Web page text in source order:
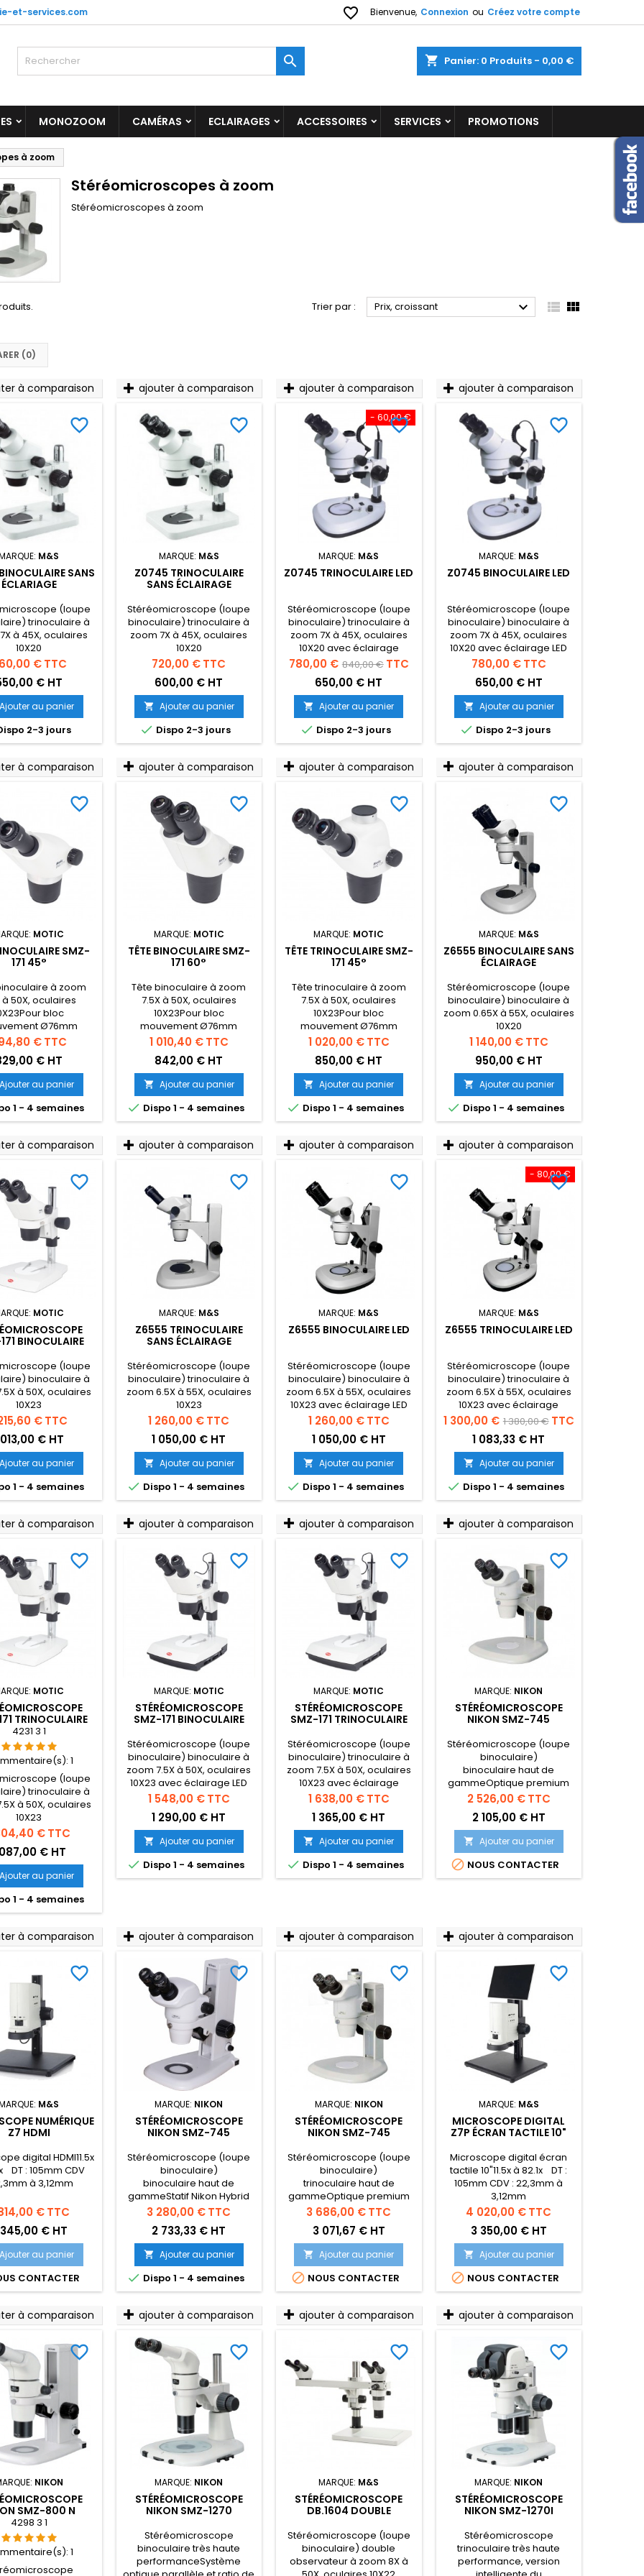
et-services.com Bienvenue, Connexion ou Créez votre compte
favorite_border
shopping_cart Panier: 0 Produits - 0,00 €

MONOZOOM CAMÉRAS ECLAIRAGES ACCESSOIRES SERVICES PROMOTIONS
à zoom
Stéréomicroscopes à zoom
Stéréomicroscopes à zoom
Trier par : Prix, croissant   
(0)‎
à comparaison
favorite_border
M&S
SANS
ÉCLARIAGE
(loupe
trinoculaire à
à 45X, oculaires
10X20
€ TTC
€ HT
Ajouter au panier
2-3 jours
ajouter à comparaison
favorite_border
MARQUE: M&S
Z0745 TRINOCULAIRE
SANS ÉCLAIRAGE
Stéréomicroscope (loupe
binoculaire) trinoculaire à
zoom 7X à 45X, oculaires
10X20
Prix
720,00 €TTC
600,00 € HT
 Ajouter au panier
 Dispo 2-3 jours
ajouter à comparaison
- 60,00 €
favorite_border
MARQUE: M&S
Z0745 TRINOCULAIRE LED
Stéréomicroscope (loupe
binoculaire) trinoculaire à
zoom 7X à 45X, oculaires
10X20 avec éclairage
épiscopique et
diascopique
Prix
780,00 € Prix
de
base
840,00 € TTC
650,00 € HT
 Ajouter au panier
 Dispo 2-3 jours
ajouter à comparaison
favorite_border
MARQUE: M&S
Z0745 BINOCULAIRE LED
Stéréomicroscope (loupe
binoculaire) binoculaire à
zoom 7X à 45X, oculaires
10X20 avec éclairage LED
épiscopique et
diascopique
Prix
780,00 € TTC
650,00 € HT
 Ajouter au panier
 Dispo 2-3 jours
à comparaison
favorite_border
MOTIC
SMZ-
171 45°
à zoom
à 50X, oculaires
bloc
Ø76mm
€TTC
€ HT
Ajouter au panier
1 - 4 semaines
ajouter à comparaison
favorite_border
MARQUE: MOTIC
TÊTE BINOCULAIRE SMZ-
171 60°
Tête binoculaire à zoom
7.5X à 50X, oculaires
10X23Pour bloc
mouvement Ø76mm
Prix
1 010,40 € TTC
842,00 € HT
 Ajouter au panier
 Dispo 1 - 4 semaines
ajouter à comparaison
favorite_border
MARQUE: MOTIC
TÊTE TRINOCULAIRE SMZ-
171 45°
Tête trinoculaire à zoom
7.5X à 50X, oculaires
10X23Pour bloc
mouvement Ø76mm
Prix
1 020,00 € TTC
850,00 € HT
 Ajouter au panier
 Dispo 1 - 4 semaines
ajouter à comparaison
favorite_border
MARQUE: M&S
Z6555 BINOCULAIRE SANS
ÉCLAIRAGE
Stéréomicroscope (loupe
binoculaire) binoculaire à
zoom 0.65X à 55X, oculaires
10X20
Prix
1 140,00 € TTC
950,00 € HT
 Ajouter au panier
 Dispo 1 - 4 semaines
à comparaison
favorite_border
MOTIC
BINOCULAIRE
(loupe
binoculaire à
à 50X, oculaires
10X23
€ TTC
013,00 € HT
Ajouter au panier
1 - 4 semaines
ajouter à comparaison
favorite_border
MARQUE: M&S
Z6555 TRINOCULAIRE
SANS ÉCLAIRAGE
Stéréomicroscope (loupe
binoculaire) trinoculaire à
zoom 6.5X à 55X, oculaires
10X23
Prix
1 260,00 €TTC
1 050,00 € HT
 Ajouter au panier
 Dispo 1 - 4 semaines
ajouter à comparaison
favorite_border
MARQUE: M&S
Z6555 BINOCULAIRE LED
Stéréomicroscope (loupe
binoculaire) binoculaire à
zoom 6.5X à 55X, oculaires
10X23 avec éclairage LED
épiscopique et
diascopique
Prix
1 260,00 € TTC
1 050,00 € HT
 Ajouter au panier
 Dispo 1 - 4 semaines
ajouter à comparaison
- 80,00 €
favorite_border
MARQUE: M&S
Z6555 TRINOCULAIRE LED
Stéréomicroscope (loupe
binoculaire) trinoculaire à
zoom 6.5X à 55X, oculaires
10X23 avec éclairage
épiscopique et
diascopique
Prix
1 300,00 € Prix
de
base
1 380,00 € TTC
1 083,33 € HT
 Ajouter au panier
 Dispo 1 - 4 semaines
à comparaison
favorite_border
MOTIC
TRINOCULAIRE
4231 3 1
1
(loupe
trinoculaire à
à 50X, oculaires
10X23
€ TTC
€ HT
Ajouter au panier
1 - 4 semaines
ajouter à comparaison
favorite_border
MARQUE: MOTIC
STÉRÉOMICROSCOPE
SMZ-171 BINOCULAIRE
Stéréomicroscope (loupe
binoculaire) binoculaire à
zoom 7.5X à 50X, oculaires
10X23 avec éclairage LED
épiscopique et
diascopique
Prix
1 548,00 € TTC
1 290,00 € HT
 Ajouter au panier
 Dispo 1 - 4 semaines
ajouter à comparaison
favorite_border
MARQUE: MOTIC
STÉRÉOMICROSCOPE
SMZ-171 TRINOCULAIRE
Stéréomicroscope (loupe
binoculaire) trinoculaire à
zoom 7.5X à 50X, oculaires
10X23 avec éclairage
épiscopique et
diascopique
Prix
1 638,00 € TTC
1 365,00 € HT
 Ajouter au panier
 Dispo 1 - 4 semaines
ajouter à comparaison
favorite_border
MARQUE: NIKON
STÉRÉOMICROSCOPE
NIKON SMZ-745
Stéréomicroscope (loupe
binoculaire)
binoculaire haut de
gammeOptique premium
et ratio de zoom 7.46:1Set
présenté avec oculaires
10x22mm et statif sans
éclairageConfiguration sur
mesure possible
Prix
2 526,00 € TTC
2 105,00 € HT
 Ajouter au panier
 NOUS CONTACTER
à comparaison
favorite_border
M&S
NUMÉRIQUE
Z7 HDMI
digital HDMI11.5x
DT : 105mm CDV
à 3,12mm
€TTC
€ HT
Ajouter au panier
CONTACTER
ajouter à comparaison
favorite_border
MARQUE: NIKON
STÉRÉOMICROSCOPE
NIKON SMZ-745
LEDS
Stéréomicroscope (loupe
binoculaire)
binoculaire haut de
gammeStatif Nikon Hybrid
C-LEDS Epi / Dia Optique
premium et ratio de zoom
7.46:1Set présenté avec
oculaires 10x22mm et statif
sans
éclairageConfiguration sur
mesure possible
Prix
3 280,00 €TTC
2 733,33 € HT
 Ajouter au panier
 Dispo 1 - 4 semaines
ajouter à comparaison
favorite_border
MARQUE: NIKON
STÉRÉOMICROSCOPE
NIKON SMZ-745
Stéréomicroscope (loupe
binoculaire)
trinoculaire haut de
gammeOptique premium
et ratio de zoom 7.46:1Set
présenté avec oculaires
10x22mm et statif sans
éclairageConfiguration sur
mesure possible
Prix
3 686,00 €TTC
3 071,67 € HT
 Ajouter au panier
 NOUS CONTACTER
ajouter à comparaison
favorite_border
MARQUE: M&S
MICROSCOPE DIGITAL
Z7P ÉCRAN TACTILE 10"
Microscope digital écran
tactile 10"11.5x à 82.1x DT :
105mm CDV : 22,3mm à
3,12mm
Prix
4 020,00 €TTC
3 350,00 € HT
 Ajouter au panier
 NOUS CONTACTER
à comparaison
favorite_border
NIKON
SMZ-800 N
STATIF
EPI/DIA
4298 3 1
1
ajouter à comparaison
favorite_border
MARQUE: NIKON
STÉRÉOMICROSCOPE
NIKON SMZ-1270
SANS ÉCLAIRAGE
Stéréomicroscope
binoculaire très haute
performanceSystème
ajouter à comparaison
favorite_border
MARQUE: M&S
STÉRÉOMICROSCOPE
DB.1604 DOUBLE
Stéréomicroscope (loupe
binoculaire) double
observateur à zoom 8X à
ajouter à comparaison
favorite_border
MARQUE: NIKON
STÉRÉOMICROSCOPE
NIKON SMZ-1270I
EPI/DIA
Stéréomicroscope
trinoculaire très haute
performance, version